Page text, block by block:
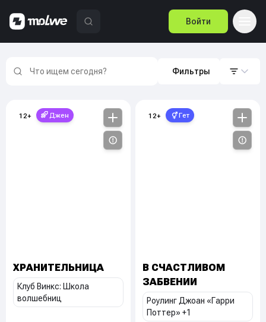
Войти
Фильтры
12+ Джен
ХРАНИТЕЛЬНИЦА
Клуб Винкс: Школа
волшебниц
12+ Гет
В СЧАСТЛИВОМ
ЗАБВЕНИИ
Роулинг Джоан «Гарри
Поттер» +1